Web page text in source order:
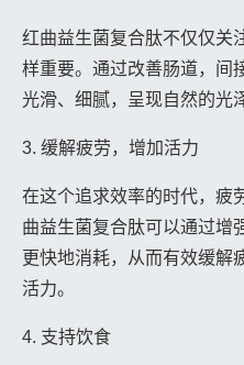
红曲益生菌复合肽不仅仅关
样重要。通过改善肠道，间
光滑、细腻，呈现自然的光
3. 缓解疲劳，增加活力
在这个追求效率的时代，疲
曲益生菌复合肽可以通过增
更快地消耗，从而有效缓解
活力。
4. 支持饮食